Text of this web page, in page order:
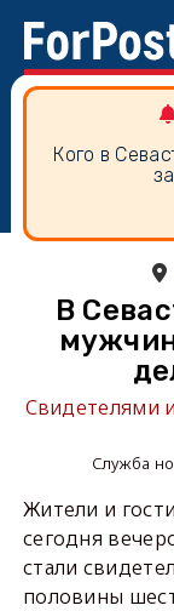
Кого в
В
Свидетелями
Служба
Жители и
сегодня
стали
половины